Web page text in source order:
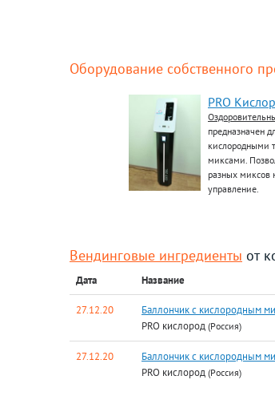
Оборудование собственного
PRO
предназначен
кислородными
миксами.
разных миксов
управление.
Вендинговые ингредиенты от
Дата Название
27.12.20
Баллончик с кислородным
PRO кислород (Россия)
27.12.20
Баллончик с кислородным
PRO кислород (Россия)